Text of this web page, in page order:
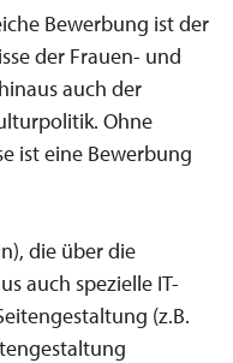
Bewerbung ist der
der Frauen- und
auch der
Ohne
ist eine Bewerbung
die über die
auch spezielle IT-
(z.B.